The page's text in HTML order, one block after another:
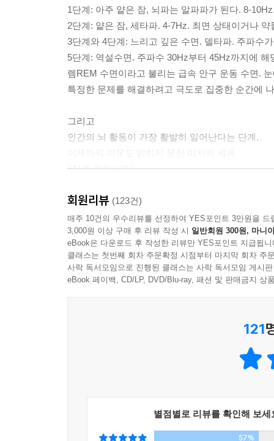
1단계: 아주 얕은 잠, 뇌파는 알파파가 된다. 8-
2단계: 얕은 잠, 세타파. 4-7Hz. 최면 상태이거나
3단계와 4단계: 느리고 깊은 수면. 델타파. 주파수
5단계: 역설수면. 주파수 30Hz부터 45Hz까지에 해
렘REM 수면이라고 불리는 급속 안구 운동 수면.
특정한 문제를 해결하려고 극도로 집중한 순간에
그리고
인간의 뇌 활동이 가장 활발히 일어난다는 단계,
6단계 잠의 비밀!
자크는 어머니의 [비밀 실험]과 6단계 잠의 비밀을
어머니 카롤린을 구해 낼 수 있을까?
회원리뷰 (123건)
매주 10건의 우수리뷰를 선정하여 YES포인트 3만원을 드
3,000원 이상 구매 후 리뷰 작성 시 일반회원 300원, 마니
eBook은 다운로드 후 작성한 리뷰만 YES포인트 지급됩니
클래스는 첫번째 회차 주문확정 시점부터 마지막 회차 주
사락 독서모임으로 진행된 클래스는 사락 독서모임 게시
eBook 페이백, CD/LP, DVD/Blu-ray, 패션 및 판매금지 상
121
별점별로 리뷰를 확인해 보세
57%